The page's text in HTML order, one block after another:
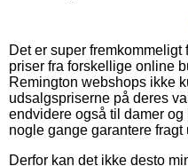
Det er super
priser fra forskellige online
Remington webshops ikke
udsalgspriserne på deres
endvidere også til damer
nogle gange garantere fragt
Derfor kan det ikke desto